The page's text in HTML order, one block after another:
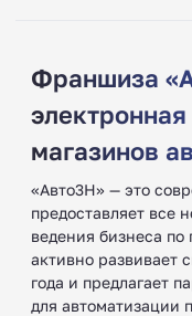
Франшиза
магазинов
«Авто3Н» — это
предоставляет все
ведения бизнеса
активно развивает
года и предлагает
для автоматизации